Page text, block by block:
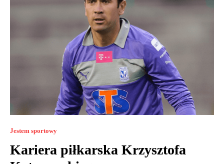
Jestem sportowy
Kariera piłkarska Krzysztofa